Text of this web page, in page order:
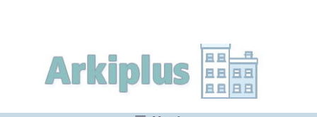
contenido